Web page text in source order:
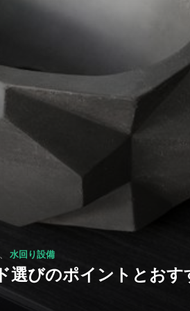
水回り設備
選びのポイントとおす